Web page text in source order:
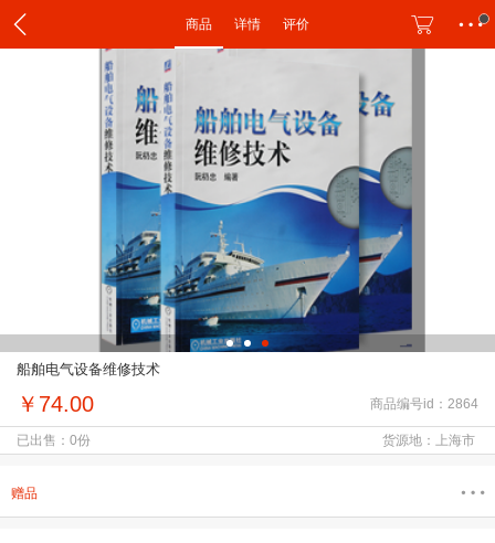
商品 详情 评价
船舶电气设备维修技术
￥74.00 商品编号id：2864
已出售：0份 货源地：上海市
赠品